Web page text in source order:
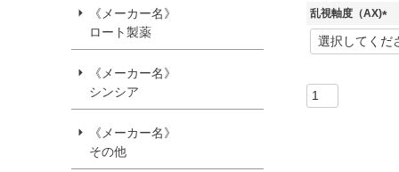
《メーカー名》
ロート製薬
《メーカー名》
シンシア
《メーカー名》
その他
乱視軸度（AX)
(
必